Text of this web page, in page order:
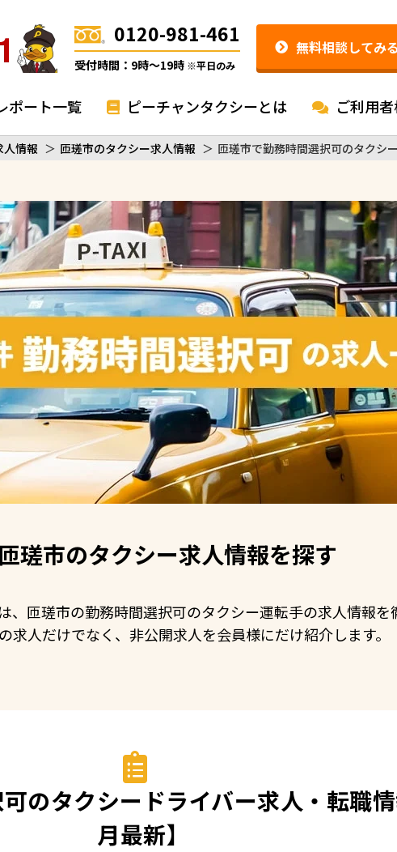
0120-981-461
受付時間：9時〜19時 ※平日のみ
無料相談してみる
ポート一覧 ピーチャンタクシーとは ご利用
人情報 ＞ 匝瑳市のタクシー求人情報 ＞ 匝瑳市で勤務時間選択可のタクシ
匝瑳市のタクシー求人情報を探す
、匝瑳市の勤務時間選択可のタクシー運転手の求人情報を
求人だけでなく、非公開求人を会員様にだけ紹介します。
のタクシードライバー求人・転職
月最新】